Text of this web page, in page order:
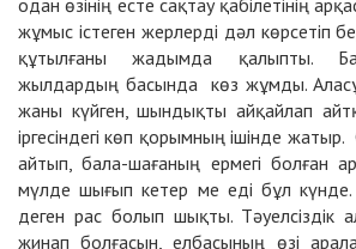
жұмыс істеген жерлерді дәл көрсетіп
құтылғаны жадымда қалыпты.
жылдардың басында көз жұмды.
жаны күйген, шындықты айқайлап
іргесіндегі көп қорымның ішінде
айтып, бала-шағаның ермегі болған
мүлде шығып кетер ме еді бұл
деген рас болып шықты. Тәуелсіздік
жинап болғасын, елбасының өзі